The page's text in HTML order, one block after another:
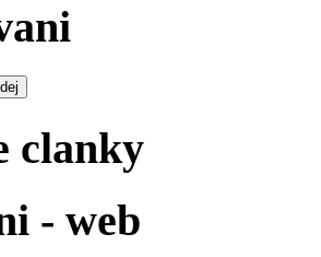
clanky
- web